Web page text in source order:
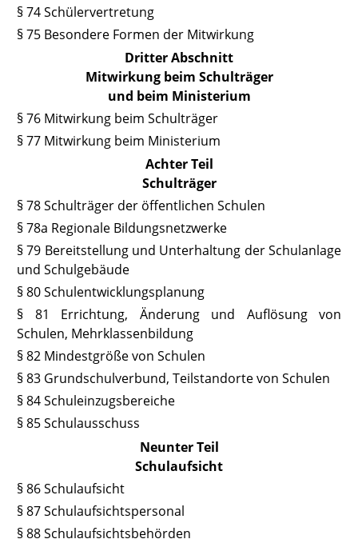
§ 74 Schülervertretung
§ 75 Besondere Formen der Mitwirkung
Dritter Abschnitt
Mitwirkung beim Schulträger
und beim Ministerium
§ 76 Mitwirkung beim Schulträger
§ 77 Mitwirkung beim Ministerium
Achter Teil
Schulträger
§ 78 Schulträger der öffentlichen Schulen
§ 78a Regionale Bildungsnetzwerke
§ 79 Bereitstellung und Unterhaltung der Schulanlage
und Schulgebäude
§ 80 Schulentwicklungsplanung
§ 81 Errichtung, Änderung und Auflösung von
Schulen, Mehrklassenbildung
§ 82 Mindestgröße von Schulen
§ 83 Grundschulverbund, Teilstandorte von Schulen
§ 84 Schuleinzugsbereiche
§ 85 Schulausschuss
Neunter Teil
Schulaufsicht
§ 86 Schulaufsicht
§ 87 Schulaufsichtspersonal
§ 88 Schulaufsichtsbehörden